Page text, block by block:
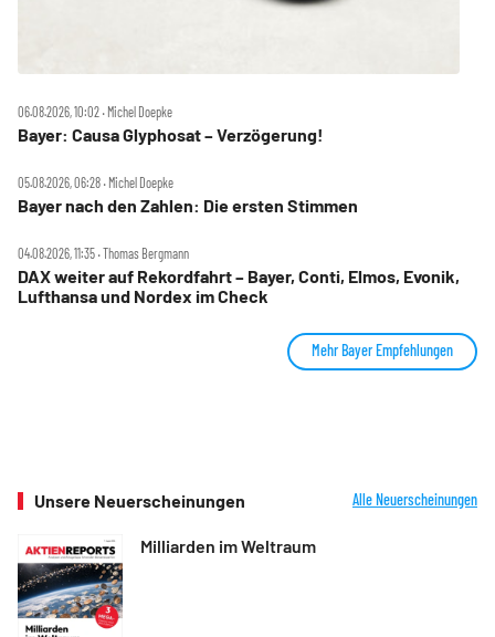
06.08.2026, 10:02 ‧ Michel Doepke
Bayer: Causa Glyphosat – Verzögerung!
05.08.2026, 06:28 ‧ Michel Doepke
Bayer nach den Zahlen: Die ersten Stimmen
04.08.2026, 11:35 ‧ Thomas Bergmann
DAX weiter auf Rekordfahrt – Bayer, Conti, Elmos, Evonik,
Lufthansa und Nordex im Check
Mehr Bayer Empfehlungen
Unsere Neuerscheinungen Alle Neuerscheinungen
Milliarden im Weltraum